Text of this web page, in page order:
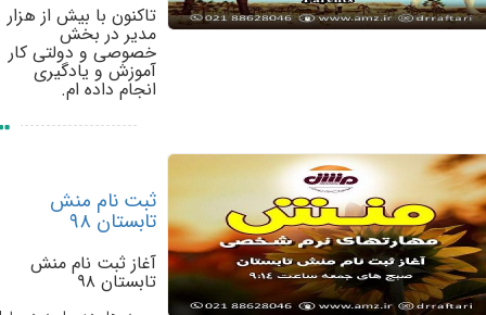
تاکنون با بیش از هزار
مدیر در بخش
خصوصی و دولتی کار
آموزش و یادگیری
انجام داده ام.
ثبت نام منش
تابستان ۹۸
آغاز ثبت نام منش
تابستان ۹۸